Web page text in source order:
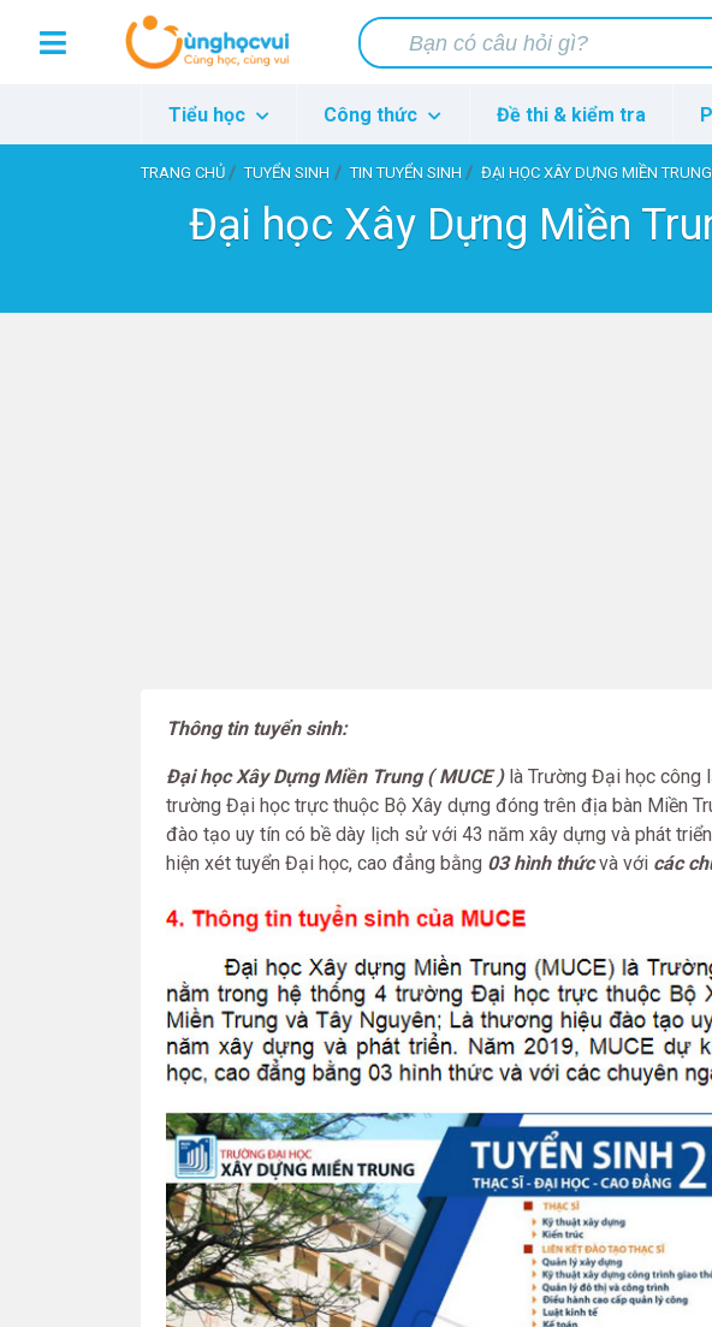
Tiểu học Công thức Đề thi & kiểm tra
TRANG CHỦ TUYỂN SINH TIN TUYỂN SINH ĐẠI HỌC XÂY DỰNG MIỀN TRUNG
Đại học Xây Dựng Miền
Thông tin tuyển sinh:
Đại học Xây Dựng Miền Trung ( MUCE )là Trường Đại học công
trường Đại học trực thuộc Bộ Xây dựng đóng trên địa bàn Miền
đào tạo uy tín có bề dày lịch sử với 43 năm xây dựng và phát
hiện xét tuyển Đại học, cao đẳng bằng 03 hình thứcvà với các